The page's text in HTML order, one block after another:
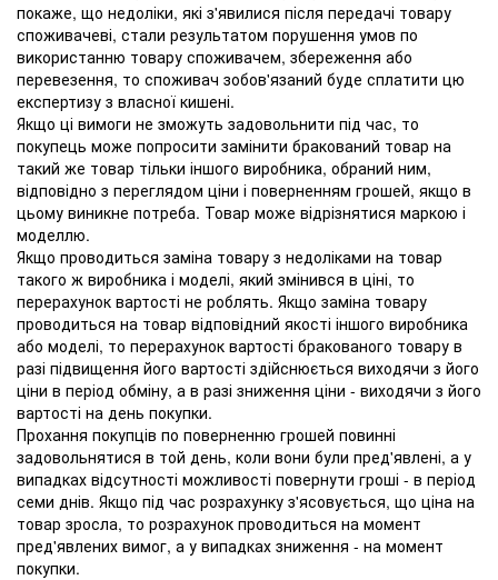
покаже, що недоліки, які з'явилися після передачі товару
споживачеві, стали результатом порушення умов по
використанню товару споживачем, збереження або
перевезення, то споживач зобов'язаний буде сплатити цю
експертизу з власної кишені.
Якщо ці вимоги не зможуть задовольнити під час, то
покупець може попросити замінити бракований товар на
такий же товар тільки іншого виробника, обраний ним,
відповідно з переглядом ціни і поверненням грошей, якщо в
цьому виникне потреба. Товар може відрізнятися маркою і
моделлю.
Якщо проводиться заміна товару з недоліками на товар
такого ж виробника і моделі, який змінився в ціні, то
перерахунок вартості не роблять. Якщо заміна товару
проводиться на товар відповідний якості іншого виробника
або моделі, то перерахунок вартості бракованого товару в
разі підвищення його вартості здійснюється виходячи з його
ціни в період обміну, а в разі зниження ціни - виходячи з його
вартості на день покупки.
Прохання покупців по поверненню грошей повинні
задовольнятися в той день, коли вони були пред'явлені, а у
випадках відсутності можливості повернути гроші - в період
семи днів. Якщо під час розрахунку з'ясовується, що ціна на
товар зросла, то розрахунок проводиться на момент
пред'явлених вимог, а у випадках зниження - на момент
покупки.